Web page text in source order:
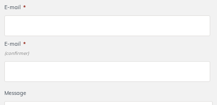
E-mail *
E-mail *
(confirmer)
Message